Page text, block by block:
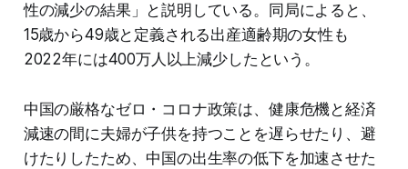
性の減少の結果」と説明している。同局によると、
15歳から49歳と定義される出産適齢期の女性も
2022年には400万人以上減少したという。
中国の厳格なゼロ・コロナ政策は、健康危機と経済
減速の間に夫婦が子供を持つことを遅らせたり、避
けたりしたため、中国の出生率の低下を加速させた